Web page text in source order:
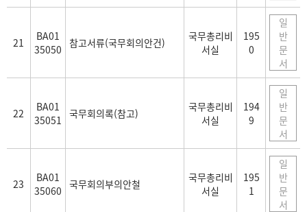
21
BA01
35050
참고서류(국무회의안건)
국무총리비
서실
195
0
일
반
문
서
22
BA01
35051 국무회의록(참고)
국무총리비
서실
194
9
일
반
문
서
23
BA01
35060 국무회의부의안철
국무총리비
서실
195
1
일
반
문
서